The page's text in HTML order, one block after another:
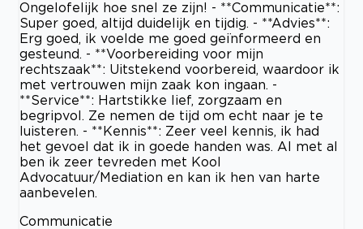
Ongelofelijk hoe snel ze zijn! - **Communicatie**:
Super goed, altijd duidelijk en tijdig. - **Advies**:
Erg goed, ik voelde me goed geïnformeerd en
gesteund. - **Voorbereiding voor mijn
rechtszaak**: Uitstekend voorbereid, waardoor ik
met vertrouwen mijn zaak kon ingaan. -
**Service**: Hartstikke lief, zorgzaam en
begripvol. Ze nemen de tijd om echt naar je te
luisteren. - **Kennis**: Zeer veel kennis, ik had
het gevoel dat ik in goede handen was. Al met al
ben ik zeer tevreden met Kool
Advocatuur/Mediation en kan ik hen van harte
aanbevelen.
Communicatie